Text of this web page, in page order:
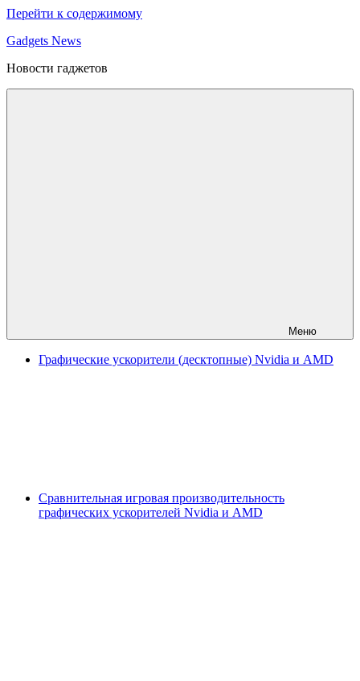
Перейти к содержимому
Gadgets News
Новости гаджетов
Меню
Графические ускорители (десктопные) Nvidia и AMD
Сравнительная игровая производительность
графических ускорителей Nvidia и AMD